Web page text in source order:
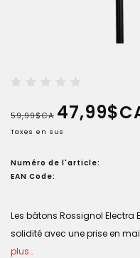
59,99$CA
Taxes en sus
Numéro de l'article:
EAN Code:
Les bâtons Rossignol Electra
solidité avec une prise en
plus..